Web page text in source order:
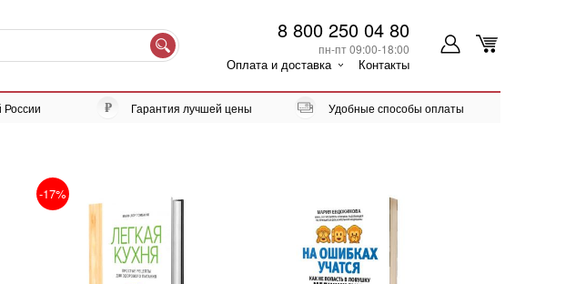
8 800 250 04 80
пн-пт 09:00-18:00
Оплата и доставка Контакты
России Гарантия лучшей цены Удобные способы оплаты
-17%